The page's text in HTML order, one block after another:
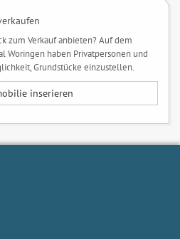
zum Verkauf anbieten? Auf dem
haben Privatpersonen und
Grundstücke einzustellen.
inserieren